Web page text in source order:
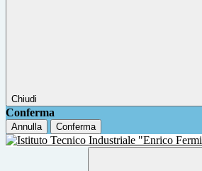
Chiudi
Conferma
Annulla Conferma